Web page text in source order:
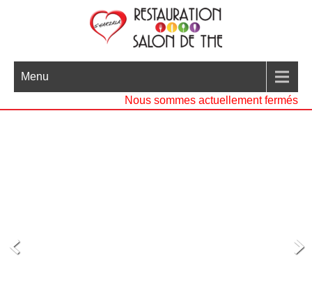
Menu
Nous sommes actuellement fermés